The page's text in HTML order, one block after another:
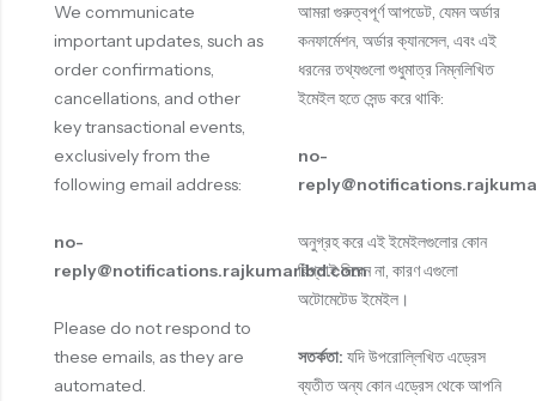
We communicate
important updates, such as
order confirmations,
cancellations, and other
key transactional events,
exclusively from the
following email address:
no-
reply@notifications.rajkumaribd.com
Please do not respond to
these emails, as they are
automated.
আমরা গুরুত্বপূর্ণ আপডেট, যেমন অর্ডার
কনফার্মেশন, অর্ডার ক্যানসেল, এবং এই
ধরনের তথ্যগুলো শুধুমাত্র নিম্নলিখিত
ইমেইল হতে সেন্ড করে থাকি:
no-
অনুগ্রহ করে এই ইমেইলগুলোর কোন
রিপ্লাই দিবেন না, কারণ এগুলো
অটোমেটেড ইমেইল।
সতর্কতা: যদি উপরোল্লিখিত এড্রেস
ব্যতীত অন্য কোন এড্রেস থেকে আপনি
Sep 24, 2024
এখন থেকে, আমাদের ওয়েবসাইট থেকে কোন শাড়ি অর্ডার করলেই, আপনার ইমেইলে
নোটিফিকেশন পৌঁছে যাবে,…
Read More
There Are More
Items In Our
Blog...
Read All Items